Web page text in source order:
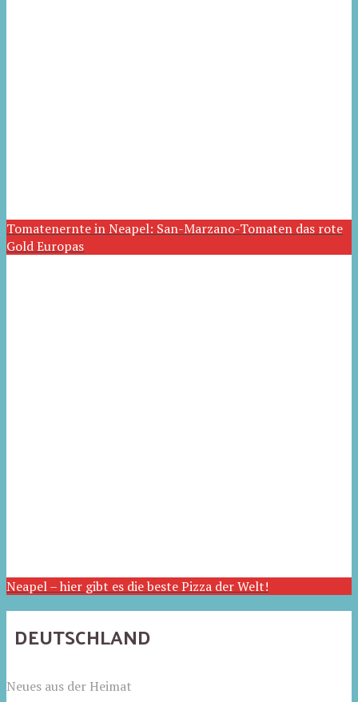
Tomatenernte in Neapel: San-Marzano-Tomaten das rote
Gold Europas
Neapel – hier gibt es die beste Pizza der Welt!
DEUTSCHLAND
Neues aus der Heimat